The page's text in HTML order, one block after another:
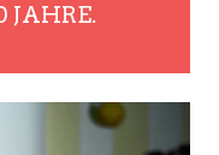
JAHRE.